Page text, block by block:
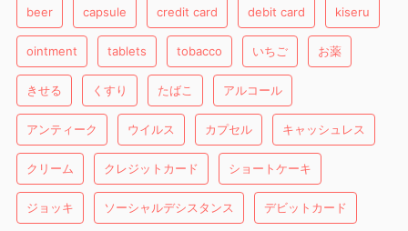
beer capsule credit card debit card kiseru
ointment tablets tobacco いちご お薬
きせる くすり たばこ アルコール
アンティーク ウイルス カプセル キャッシュレス
クリーム クレジットカード ショートケーキ
ジョッキ ソーシャルデシスタンス デビットカード